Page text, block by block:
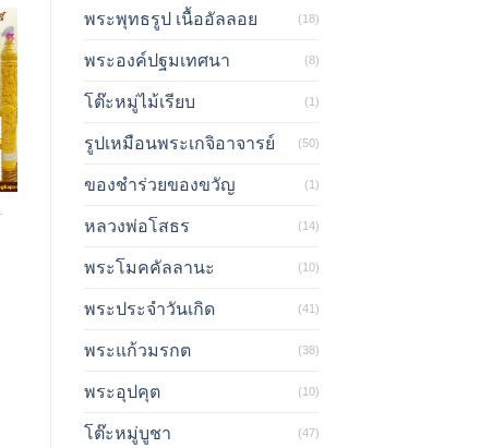
พระพุทธรูป เนื้ออัลลอย (18)
พระองค์ปฐมเทศนา (8)
โต๊ะหมู่ไม้เรียบ (1)
รูปเหมือนพระเกจิอาจารย์ (50)
ของชำร่วยของขวัญ (1)
หลวงพ่อโสธร (14)
พระโมคคัลลานะ (10)
พระประจำวันเกิด (41)
พระแก้วมรกต (38)
พระอุปคุต (10)
โต๊ะหมู่บูชา (47)